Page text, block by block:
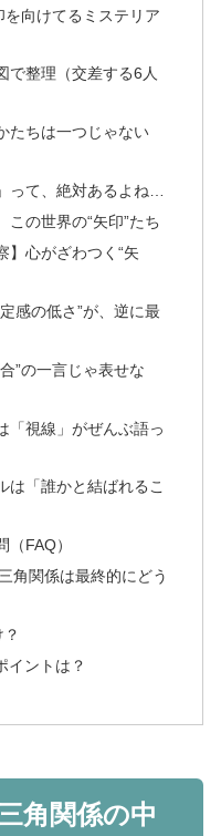
を向けてるミステリア
で整理（交差する6人
たちは一つじゃない
って、絶対あるよね…
の世界の“矢印”たち
】心がざわつく“矢
感の低さ”が、逆に最
”の一言じゃ表せな
「視線」がぜんぶ語っ
は「誰かと結ばれるこ
FAQ）
角関係は最終的にどう
イントは？
角関係の中